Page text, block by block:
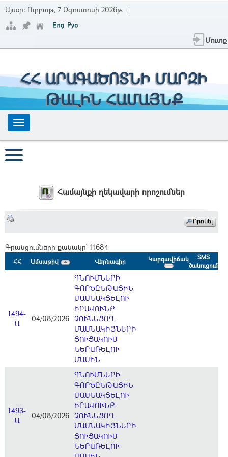
Այսօր: Ուրբաթ, 7 Օգոստոսի 2026թ.
Մուտք
ՀՀ ԱՐԱԳԱԾՈՏՆԻ ՄԱՐԶԻ
ԹԱԼԻՆ ՀԱՄԱՅՆՔ
Համայնքի ղեկավարի որոշումներ
Գրանցումների քանակը` 11684
ՀՀ Ամսաթիվ Վերնագիր Կարգավիճակ
SMS
ծանուցում
1494-
Ա
04/08/2026
ԳՆՈՒՄՆԵՐԻ
ԳՈՐԾԸՆԹԱՑԻՆ
ՄԱՍՆԱԿՑԵԼՈՒ
ԻՐԱՎՈՒՆՔ
ՉՈՒՆԵՑՈՂ
ՄԱՍՆԱԿԻՑՆԵՐԻ
ՑՈՒՑԱԿՈՒՄ
ՆԵՐԱՌԵԼՈՒ
ՄԱՍԻՆ
1493-
Ա
04/08/2026
ԳՆՈՒՄՆԵՐԻ
ԳՈՐԾԸՆԹԱՑԻՆ
ՄԱՍՆԱԿՑԵԼՈՒ
ԻՐԱՎՈՒՆՔ
ՉՈՒՆԵՑՈՂ
ՄԱՍՆԱԿԻՑՆԵՐԻ
ՑՈՒՑԱԿՈՒՄ
ՆԵՐԱՌԵԼՈՒ